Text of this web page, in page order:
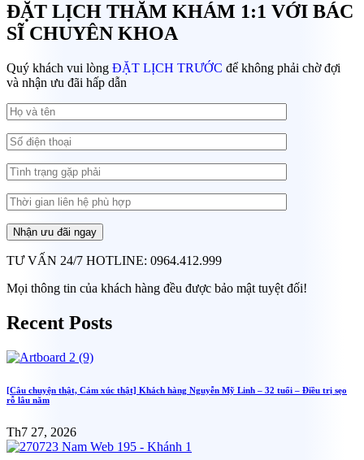
ĐẶT LỊCH THĂM KHÁM 1:1 VỚI BÁC
SĨ CHUYÊN KHOA
Quý khách vui lòng ĐẶT LỊCH TRƯỚC để không phải chờ đợi
và nhận ưu đãi hấp dẫn
TƯ VẤN 24/7 HOTLINE: 0964.412.999
Mọi thông tin của khách hàng đều được bảo mật tuyệt đối!
Recent Posts
[Câu chuyện thật, Cảm xúc thật] Khách hàng Nguyễn Mỹ Linh – 32 tuổi – Điều trị sẹo
rỗ lâu năm
Th7 27, 2026